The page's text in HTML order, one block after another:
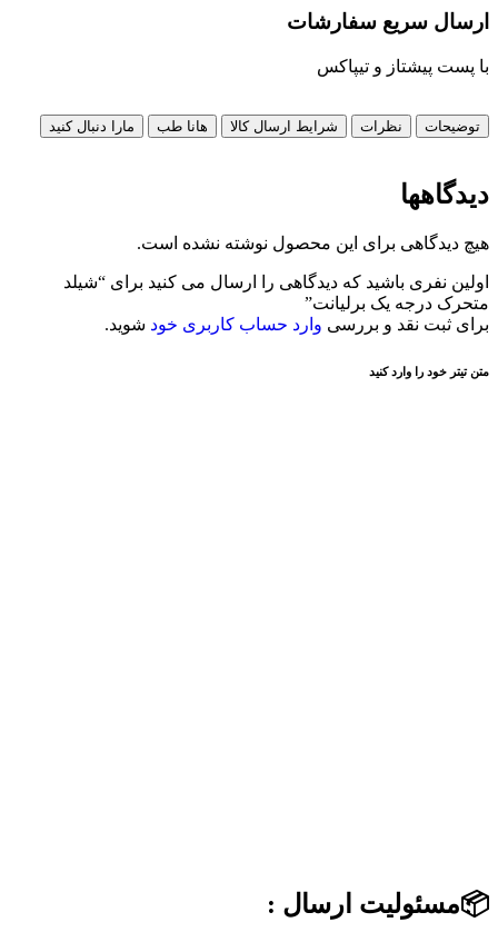
ارسال سریع سفارشات
با پست پیشتاز و تیپاکس
توضیحات نظرات شرایط ارسال کالا هانا طب مارا دنبال کنید
دیدگاهها
هیچ دیدگاهی برای این محصول نوشته نشده است.
اولین نفری باشید که دیدگاهی را ارسال می کنید برای “شیلد
متحرک درجه یک برلیانت”
برای ثبت نقد و بررسی وارد حساب کاربری خود شوید.
متن تیتر خود را وارد کنید
📦مسئولیت ارسال :